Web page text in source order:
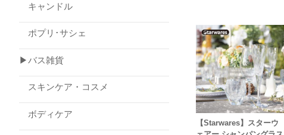
【Starwares】スターウ
キャンドル
ポプリ･サシェ
▶バス雑貨
スキンケア・コスメ
ボディケア